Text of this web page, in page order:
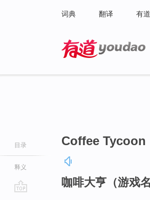
词典 翻译 有
目录
释义
Coffee Tycoon
咖啡大亨（游戏名